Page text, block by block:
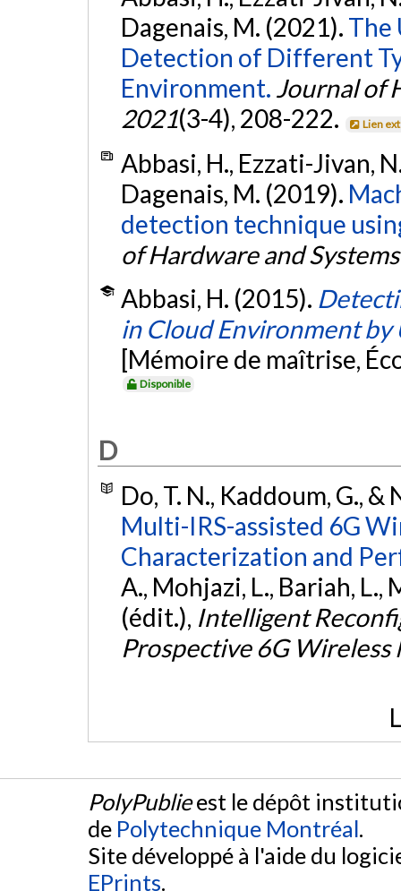
Dagenais, M. (2021). The
Detection of Different
Environment. Journal of
2021(3-4), 208-222. Lien
Abbasi, H., Ezzati-Jivan,
Dagenais, M. (2019).
detection technique
of Hardware and
Abbasi, H. (2015).
in Cloud Environment
[Mémoire de maîtrise,
Disponible
D
Do, T. N., Kaddoum, G.,
Multi-IRS-assisted 6G
Characterization and
A., Mohjazi, L., Bariah, L.,
(édit.), Intelligent
Prospective 6G
PolyPublieest le dépôt
de Polytechnique Montréal.
Site développé à l'aide du
EPrints.